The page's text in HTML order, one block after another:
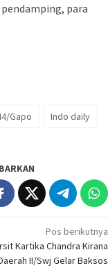
para
Gapo
Indo daily
Pos berikutnya
Kartika Chandra Kirana
II/Swj Gelar Baksos